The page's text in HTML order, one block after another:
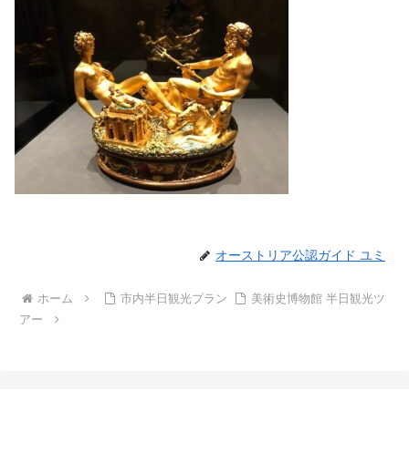
オーストリア公認ガイド ユミ
ホーム 市内半日観光プラン
美術史博物館 半日観光ツ
アー